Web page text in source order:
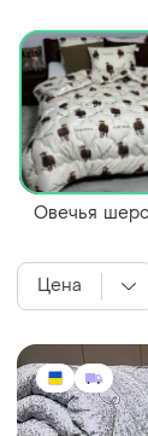
Овечья
Цена